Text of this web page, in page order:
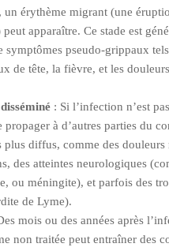
un érythème migrant (une
apparaître. Ce stade est
symptômes pseudo-grippaux
de tête, la fièvre, et les
: Si l’infection n’est
propager à d’autres parties du
plus diffus, comme des douleurs
des atteintes neurologiques
ou méningite), et parfois des
de Lyme).
mois ou des années après
non traitée peut entraîner des